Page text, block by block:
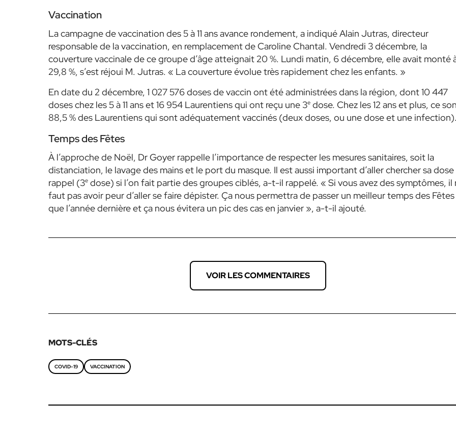
Vaccination
La campagne de vaccination des 5 à 11 ans avance rondement, a indiqué Alain Jutras, directeur
responsable de la vaccination, en remplacement de Caroline Chantal. Vendredi 3 décembre, la
couverture vaccinale de ce groupe d’âge atteignait 20 %. Lundi matin, 6 décembre, elle avait monté
29,8 %, s’est réjoui M. Jutras. « La couverture évolue très rapidement chez les enfants. »
En date du 2 décembre, 1 027 576 doses de vaccin ont été administrées dans la région, dont 10 447
doses chez les 5 à 11 ans et 16 954 Laurentiens qui ont reçu une 3edose. Chez les 12 ans et plus, ce
88,5 % des Laurentiens qui sont adéquatement vaccinés (deux doses, ou une dose et une
Temps des Fêtes
À l’approche de Noël, Dr Goyer rappelle l’importance de respecter les mesures sanitaires, soit la
distanciation, le lavage des mains et le port du masque. Il est aussi important d’aller chercher sa
rappel (3edose) si l’on fait partie des groupes ciblés, a-t-il rappelé. « Si vous avez des symptômes, il
faut pas avoir peur d’aller se faire dépister. Ça nous permettra de passer un meilleur temps des Fêtes
que l’année dernière et ça nous évitera un pic des cas en janvier », a-t-il ajouté.
VOIR LES COMMENTAIRES
MOTS-CLÉS
COVID-19 VACCINATION